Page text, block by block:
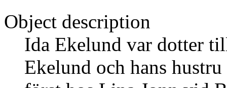
Object description
Ida Ekelund var dotter
Ekelund och hans